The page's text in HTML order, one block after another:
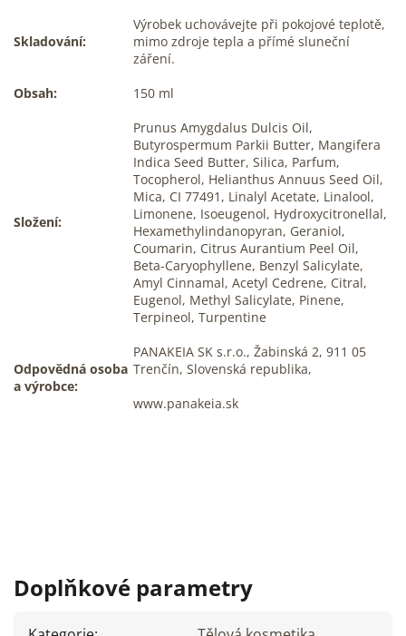
Skladování:
Výrobek uchovávejte při pokojové teplotě,
mimo zdroje tepla a přímé sluneční
záření.
Obsah:
150 ml
Složení:
Prunus Amygdalus Dulcis Oil,
Butyrospermum Parkii Butter, Mangifera
Indica Seed Butter, Silica, Parfum,
Tocopherol, Helianthus Annuus Seed Oil,
Mica, CI 77491, Linalyl Acetate, Linalool,
Limonene, Isoeugenol, Hydroxycitronellal,
Hexamethylindanopyran, Geraniol,
Coumarin, Citrus Aurantium Peel Oil,
Beta-Caryophyllene, Benzyl Salicylate,
Amyl Cinnamal, Acetyl Cedrene, Citral,
Eugenol, Methyl Salicylate, Pinene,
Terpineol, Turpentine
Odpovědná osoba
a výrobce:
PANAKEIA SK s.r.o., Žabinská 2, 911 05
Trenčín, Slovenská republika,
www.panakeia.sk
Doplňkové parametry